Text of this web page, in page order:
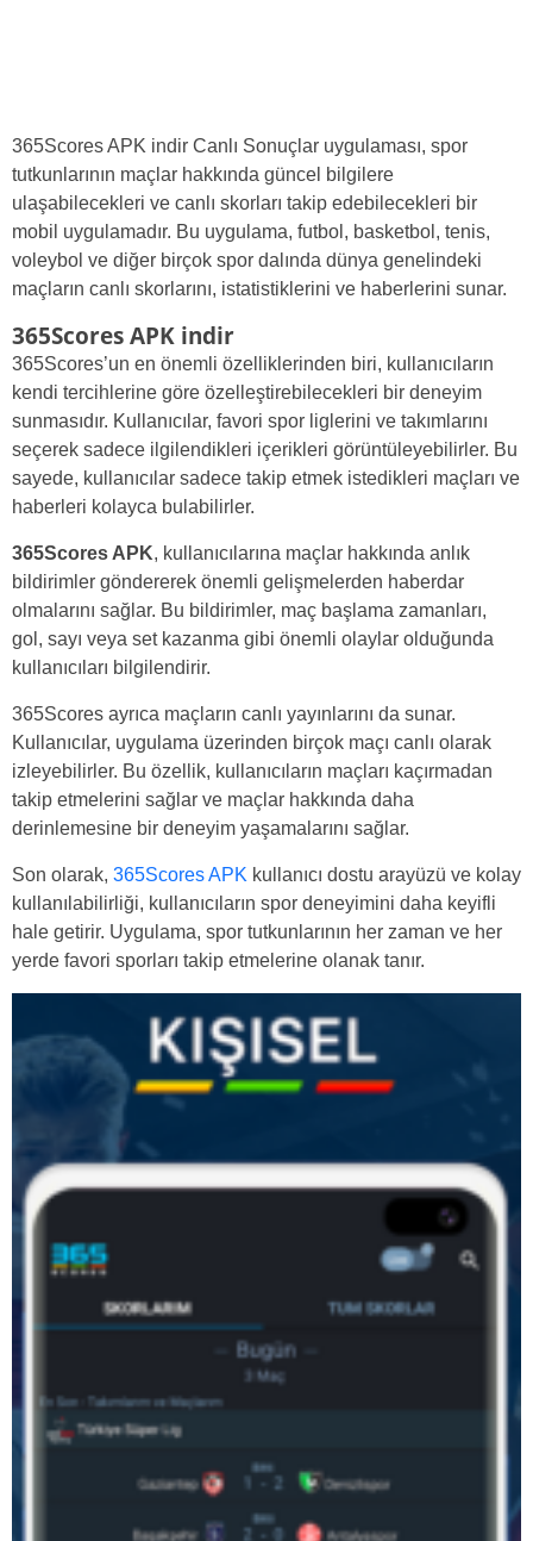
365Scores APK indir Canlı Sonuçlar uygulaması, spor
tutkunlarının maçlar hakkında güncel bilgilere
ulaşabilecekleri ve canlı skorları takip edebilecekleri bir
mobil uygulamadır. Bu uygulama, futbol, basketbol, ​​tenis, ​​
voleybol ve diğer birçok spor dalında dünya genelindeki
maçların canlı skorlarını, istatistiklerini ve haberlerini sunar.
365Scores APK indir
365Scores’un en önemli özelliklerinden biri, kullanıcıların
kendi tercihlerine göre özelleştirebilecekleri bir deneyim
sunmasıdır. Kullanıcılar, favori spor liglerini ve takımlarını
seçerek sadece ilgilendikleri içerikleri görüntüleyebilirler. Bu
sayede, kullanıcılar sadece takip etmek istedikleri maçları ve
haberleri kolayca bulabilirler.
365Scores APK, kullanıcılarına maçlar hakkında anlık
bildirimler göndererek önemli gelişmelerden haberdar
olmalarını sağlar. Bu bildirimler, maç başlama zamanları,
gol, sayı veya set kazanma gibi önemli olaylar olduğunda
kullanıcıları bilgilendirir.
365Scores ayrıca maçların canlı yayınlarını da sunar.
Kullanıcılar, uygulama üzerinden birçok maçı canlı olarak
izleyebilirler. Bu özellik, kullanıcıların maçları kaçırmadan
takip etmelerini sağlar ve maçlar hakkında daha
derinlemesine bir deneyim yaşamalarını sağlar.
Son olarak, 365Scores APK kullanıcı dostu arayüzü ve kolay
kullanılabilirliği, kullanıcıların spor deneyimini daha keyifli
hale getirir. Uygulama, spor tutkunlarının her zaman ve her
yerde favori sporları takip etmelerine olanak tanır.